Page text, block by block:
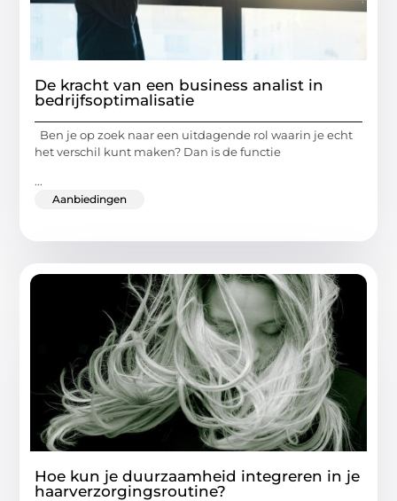
De kracht van een business analist in
bedrijfsoptimalisatie
Ben je op zoek naar een uitdagende rol waarin je echt
het verschil kunt maken? Dan is de functie
...
Aanbiedingen
Hoe kun je duurzaamheid integreren in je
haarverzorgingsroutine?